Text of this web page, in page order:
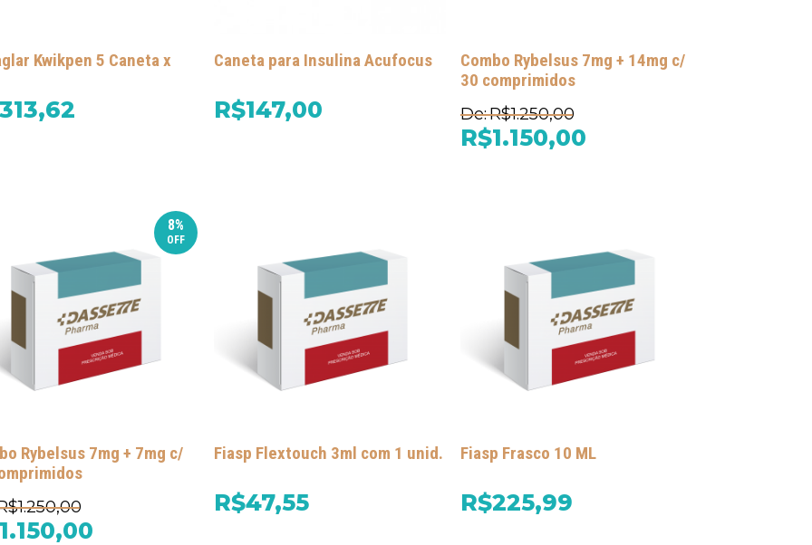
Kwikpen 5 Caneta x
Caneta para Insulina Acufocus
R$147,00
Combo Rybelsus 7mg + 14mg c/
30 comprimidos
De:R$1.250,00
R$1.150,00
8%
Rybelsus 7mg + 7mg c/
Fiasp Flextouch 3ml com 1 unid.
R$47,55
Fiasp Frasco 10 ML
R$225,99